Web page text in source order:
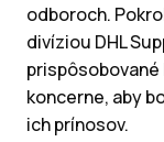
odboroch.
divíziou DHL
koncerne, aby
ich prínosov.